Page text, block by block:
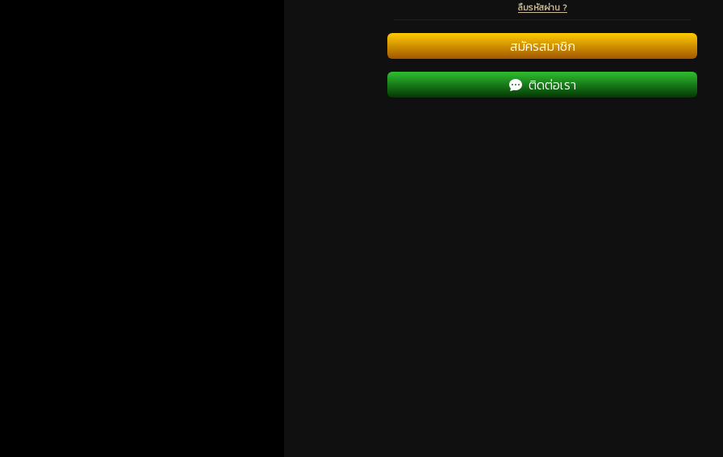
ลืมรหัสผ่าน ?
สมัครสมาชิก
ติดต่อเรา